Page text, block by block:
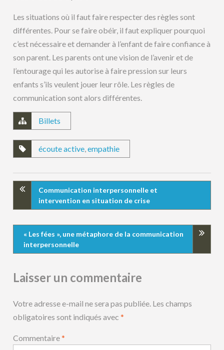
Les situations où il faut faire respecter des règles sont
différentes. Pour se faire obéir, il faut expliquer pourquoi
c’est nécessaire et demander à l’enfant de faire confiance à
son parent. Les parents ont une vision de l’avenir et de
l’entourage qui les autorise à faire pression sur leurs
enfants s’ils veulent jouer leur rôle. Les règles de
communication sont alors différentes.
Billets
écoute active,empathie
Communication interpersonnelle et
intervention en situation de crise
« Les fées », une métaphore de la communication
interpersonnelle
Laisser un commentaire
Votre adresse e-mail ne sera pas publiée. Les champs
obligatoires sont indiqués avec*
Commentaire*